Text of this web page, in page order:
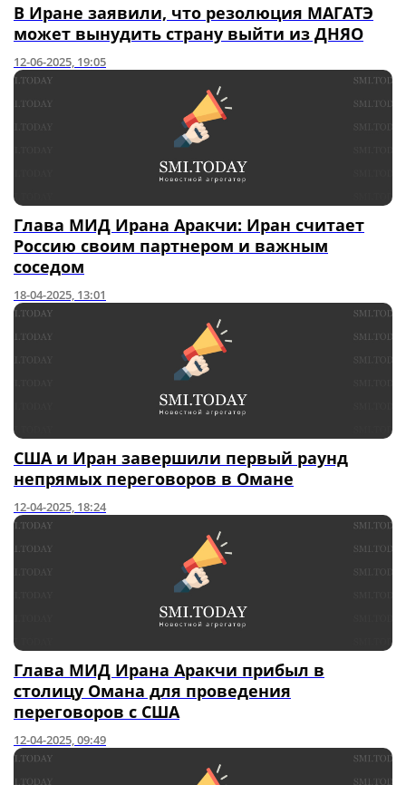
В Иране заявили, что резолюция МАГАТЭ
может вынудить страну выйти из ДНЯО
12-06-2025, 19:05
Глава МИД Ирана Аракчи: Иран считает
Россию своим партнером и важным
соседом
18-04-2025, 13:01
США и Иран завершили первый раунд
непрямых переговоров в Омане
12-04-2025, 18:24
Глава МИД Ирана Аракчи прибыл в
столицу Омана для проведения
переговоров с США
12-04-2025, 09:49